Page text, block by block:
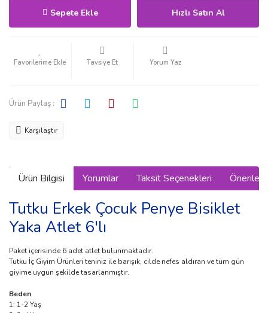
Sepete Ekle Hızlı Satın Al
Tavsiye Et Yorum Yaz
Ürün Paylaş :
Karşılaştır
Ürün Bilgisi Yorumlar Taksit Seçenekleri
Tutku Erkek Çocuk Penye Bisiklet
Yaka Atlet 6'lı
Paket içerisinde 6 adet atlet bulunmaktadır.
Tutku İç Giyim Ürünleri teniniz ile barışık, cilde nefes aldıran ve tüm gün
giyime uygun şekilde tasarlanmıştır.
Beden
1: 1-2 Yaş